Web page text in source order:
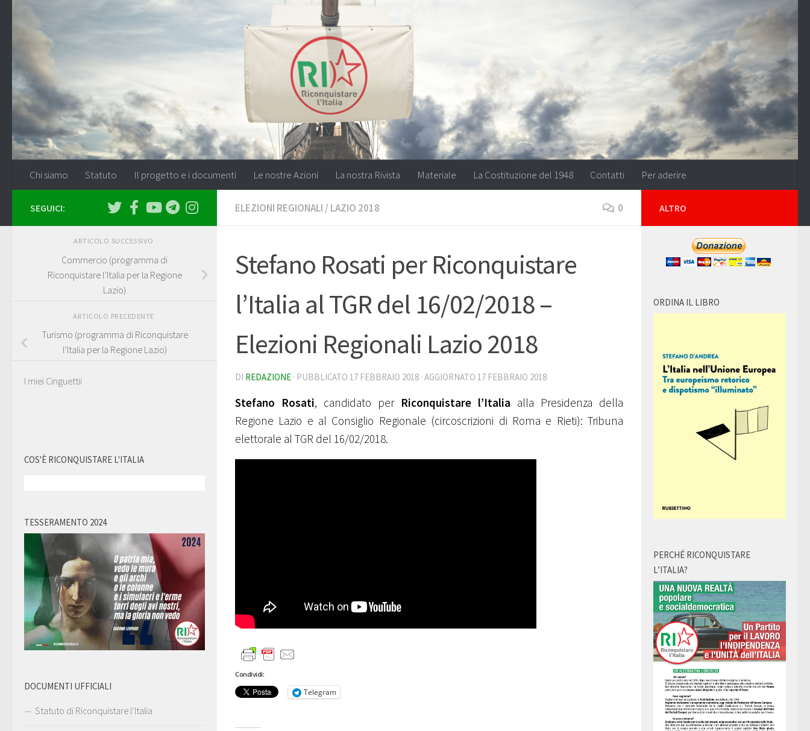
Salta al contenuto
Chi siamo Statuto Il progetto e i documenti Le nostre Azioni La nostra Rivista Materiale La Costituzione del 1948 Contatti Per aderire
ELEZIONI REGIONALI /LAZIO 2018 0
Stefano Rosati per Riconquistare
l’Italia al TGR del 16/02/2018 –
Elezioni Regionali Lazio 2018
DI REDAZIONE · PUBBLICATO 17 FEBBRAIO 2018 · AGGIORNATO 17 FEBBRAIO 2018
Stefano Rosati, candidato per Riconquistare l’Italia alla Presidenza della
Regione Lazio e al Consiglio Regionale (circoscrizioni di Roma e Rieti): Tribuna
elettorale al TGR del 16/02/2018.
Condividi:
Telegram
SEGUICI:
ARTICOLO SUCCESSIVO
Commercio (programma di
Riconquistare l’Italia per la Regione
Lazio)
ARTICOLO PRECEDENTE
Turismo (programma di Riconquistare
l’Italia per la Regione Lazio)
I miei Cinguettii
COS'È RICONQUISTARE L'ITALIA
TESSERAMENTO 2024
DOCUMENTI UFFICIALI
Statuto di Riconquistare l’Italia
ALTRO
ORDINA IL LIBRO
PERCHÉ RICONQUISTARE
L’ITALIA?